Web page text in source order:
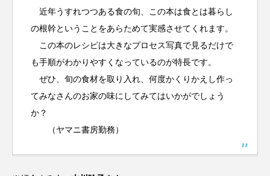
近年うすれつつある食の旬、この本は食とは暮らし
の根幹ということをあらためて実感させてくれます。
この本のレシピは大きなプロセス写真で見るだけで
も手順がわかりやすくなっているのが特長です。
ぜひ、旬の食材を取り入れ、何度かくりかえし作っ
てみなさんのお家の味にしてみてはいかがでしょう
か？
（ヤマニ書房勤務）